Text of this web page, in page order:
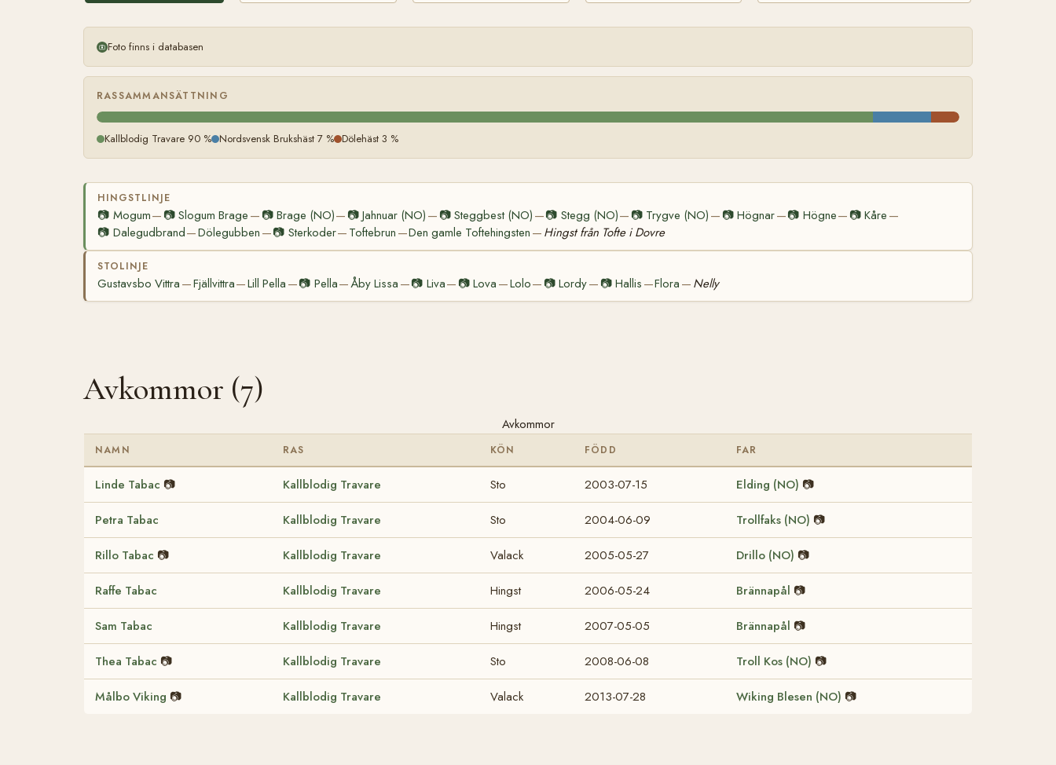
Foto finns i databasen
RASSAMMANSÄTTNING
Kallblodig Travare 90 % Nordsvensk Brukshäst 7 % Dölehäst 3 %
HINGSTLINJE
📷 Mogum— 📷Slogum Brage — 📷 Brage (NO)— 📷 Jahnuar (NO) — 📷Steggbest (NO) —📷 Stegg (NO)— 📷 Trygve (NO) — 📷Högnar—📷 Högne— 📷Kåre —
📷 Dalegudbrand—Dölegubben —📷 Sterkoder— Toftebrun —Den gamle Toftehingsten — Hingst från Tofte i Dovre
STOLINJE
Gustavsbo Vittra —Fjällvittra—Lill Pella —📷 Pella—Åby Lissa —📷 Liva— 📷Lova —Lolo— 📷Lordy— 📷Hallis —Flora — Nelly
Avkommor (7)
Avkommor
NAMN RAS KÖN FÖDD FAR
Linde Tabac 📷 Kallblodig Travare Sto 2003-07-15 Elding (NO) 📷
Petra Tabac Kallblodig Travare Sto 2004-06-09 Trollfaks (NO) 📷
Rillo Tabac 📷 Kallblodig Travare Valack 2005-05-27 Drillo (NO) 📷
Raffe Tabac Kallblodig Travare Hingst 2006-05-24 Brännapål 📷
Sam Tabac Kallblodig Travare Hingst 2007-05-05 Brännapål 📷
Thea Tabac 📷 Kallblodig Travare Sto 2008-06-08 Troll Kos (NO) 📷
Målbo Viking 📷 Kallblodig Travare Valack 2013-07-28 Wiking Blesen (NO) 📷